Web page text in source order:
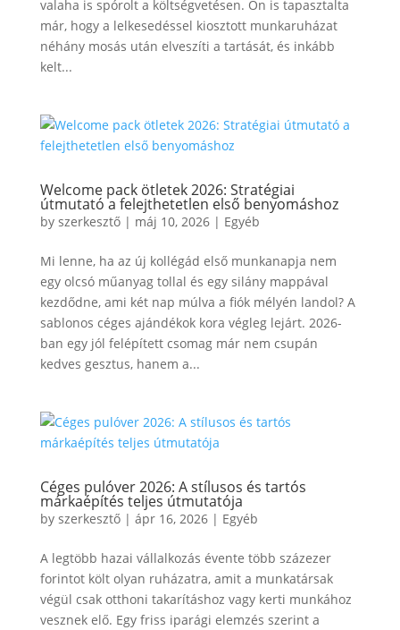
valaha is spórolt a költségvetésen. Ön is tapasztalta
már, hogy a lelkesedéssel kiosztott munkaruházat
néhány mosás után elveszíti a tartását, és inkább
kelt...
Welcome pack ötletek 2026: Stratégiai
útmutató a felejthetetlen első benyomáshoz
by szerkesztő| máj 10, 2026| Egyéb
Mi lenne, ha az új kollégád első munkanapja nem
egy olcsó műanyag tollal és egy silány mappával
kezdődne, ami két nap múlva a fiók mélyén landol? A
sablonos céges ajándékok kora végleg lejárt. 2026-
ban egy jól felépített csomag már nem csupán
kedves gesztus, hanem a...
Céges pulóver 2026: A stílusos és tartós
márkaépítés teljes útmutatója
by szerkesztő| ápr 16, 2026| Egyéb
A legtöbb hazai vállalkozás évente több százezer
forintot költ olyan ruházatra, amit a munkatársak
végül csak otthoni takarításhoz vagy kerti munkához
vesznek elő. Egy friss iparági elemzés szerint a